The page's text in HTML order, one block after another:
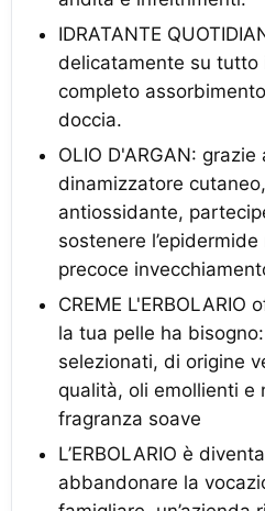
IDRATANTE
delicatamente su tutto
completo
doccia.
OLIO D'ARGAN:
dinamizzatore
antiossidante,
sostenere
precoce
CREME
la tua pelle ha
selezionati, di origine
qualità, oli emollienti e
fragranza soave
L’ERBOLARIO è
abbandonare la